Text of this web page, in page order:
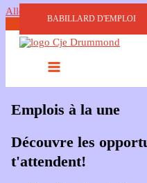
Aller au contenu
BABILLARD D'EMPLOI
Emplois à la une
Découvre les
t'attendent!